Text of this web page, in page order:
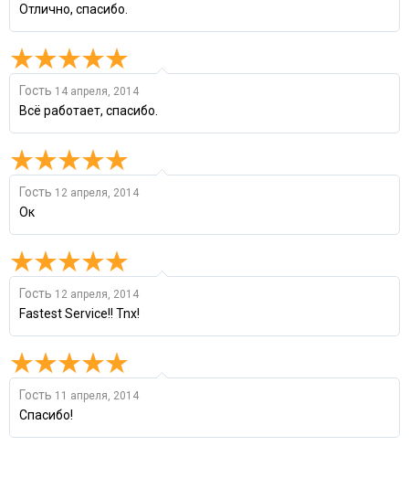
Отлично, спасибо.
Гость 14 апреля, 2014
Всё работает, спасибо.
Гость 12 апреля, 2014
Ок
Гость 12 апреля, 2014
Fastest Service!! Tnx!
Гость 11 апреля, 2014
Спасибо!